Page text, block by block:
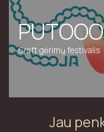
Craft gėrimų festivalis
Jau